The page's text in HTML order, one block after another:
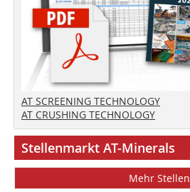
AT SCREENING TECHNOLOGY
AT CRUSHING TECHNOLOGY
Stellenmarkt AT-Minerals
Mehr Stellen